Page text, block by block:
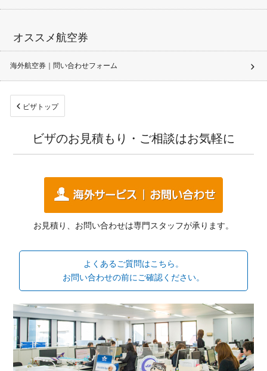
オススメ航空券
海外航空券｜問い合わせフォーム
ビザトップ
ビザのお見積もり・ご相談はお気軽に
お見積り、お問い合わせは専門スタッフが承ります。
よくあるご質問はこちら。
お問い合わせの前にご確認ください。